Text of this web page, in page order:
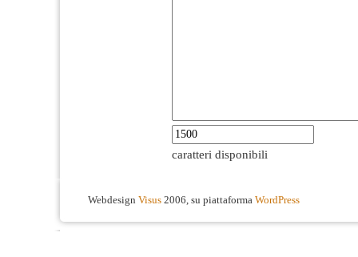
caratteri disponibili
Webdesign Visus 2006, su piattaforma WordPress